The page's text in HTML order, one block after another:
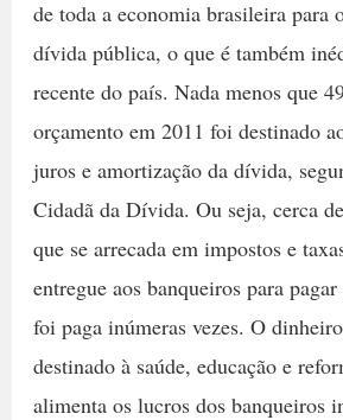
de toda a economia brasileira para
dívida pública, o que é também
recente do país. Nada menos que
orçamento em 2011 foi destinado
juros e amortização da dívida,
Cidadã da Dívida. Ou seja, cerca
que se arrecada em impostos e
entregue aos banqueiros para
foi paga inúmeras vezes. O
destinado à saúde, educação e
alimenta os lucros dos banqueiros